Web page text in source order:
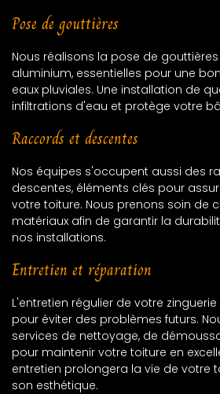
Pose de gouttières
Nous réalisons la pose de
aluminium, essentielles pour une
eaux pluviales. Une installation de
infiltrations d'eau et protège votre
Raccords et descentes
Nos équipes s'occupent aussi des
descentes, éléments clés pour
votre toiture. Nous prenons soin de
matériaux afin de garantir la
nos installations.
Entretien et réparation
L'entretien régulier de votre
pour éviter des problèmes futurs.
services de nettoyage, de
pour maintenir votre toiture en
entretien prolongera la vie de votre
son esthétique.